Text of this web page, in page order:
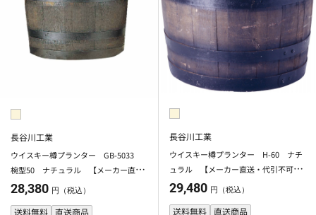
長谷川工業
ウイスキー樽プランター GB-5033
椀型50 ナチュラル 【メーカー直
送・代引不可】【北海道・沖縄・離島
28,380 円（税込）
送料無料 直送商品
長谷川工業
ウイスキー樽プランター H-60 ナチ
ュラル 【メーカー直送・代引不可】
【北海道・沖縄・離島除く】
29,480 円（税込）
送料無料
直送商品